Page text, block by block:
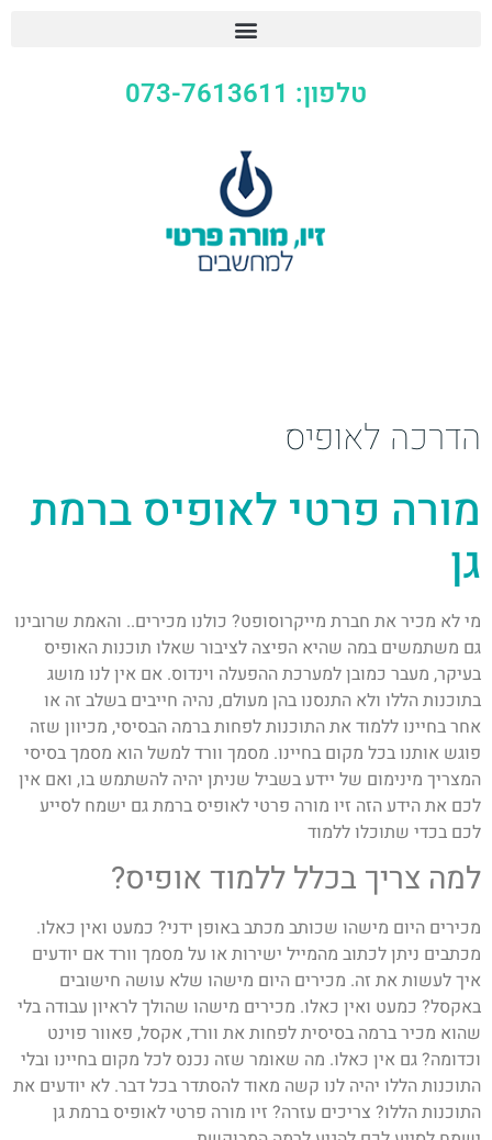
טלפון: 073-7613611
הדרכה לאופיס
מורה פרטי לאופיס ברמת
גן
מי לא מכיר את חברת מייקרוסופט? כולנו מכירים.. והאמת שרובינו
גם משתמשים במה שהיא הפיצה לציבור שאלו תוכנות האופיס
בעיקר, מעבר כמובן למערכת ההפעלה וינדוס. אם אין לנו מושג
בתוכנות הללו ולא התנסנו בהן מעולם, נהיה חייבים בשלב זה או
אחר בחיינו ללמוד את התוכנות לפחות ברמה הבסיסי, מכיוון שזה
פוגש אותנו בכל מקום בחיינו. מסמך וורד למשל הוא מסמך בסיסי
המצריך מינימום של יידע בשביל שניתן יהיה להשתמש בו, ואם אין
לכם את הידע הזה זיו מורה פרטי לאופיס ברמת גם ישמח לסייע
לכם בכדי שתוכלו ללמוד
למה צריך בכלל ללמוד אופיס?
מכירים היום מישהו שכותב מכתב באופן ידני? כמעט ואין כאלו.
מכתבים ניתן לכתוב מהמייל ישירות או על מסמך וורד אם יודעים
איך לעשות את זה. מכירים היום מישהו שלא עושה חישובים
באקסל? כמעט ואין כאלו. מכירים מישהו שהולך לראיון עבודה בלי
שהוא מכיר ברמה בסיסית לפחות את וורד, אקסל, פאוור פוינט
וכדומה? גם אין כאלו. מה שאומר שזה נכנס לכל מקום בחיינו ובלי
התוכנות הללו יהיה לנו קשה מאוד להסתדר בכל דבר. לא יודעים את
התוכנות הללו? צריכים עזרה? זיו מורה פרטי לאופיס ברמת גן